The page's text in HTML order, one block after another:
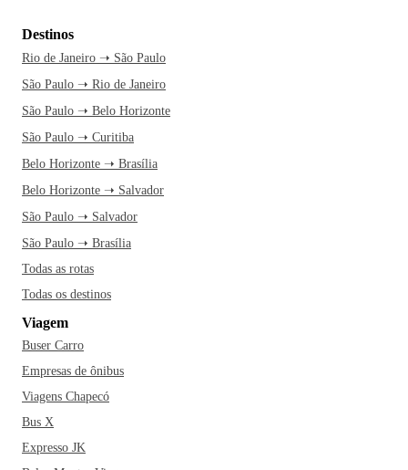
Destinos
Rio de Janeiro ➝ São Paulo
São Paulo ➝ Rio de Janeiro
São Paulo ➝ Belo Horizonte
São Paulo ➝ Curitiba
Belo Horizonte ➝ Brasília
Belo Horizonte ➝ Salvador
São Paulo ➝ Salvador
São Paulo ➝ Brasília
Todas as rotas
Todas os destinos
Viagem
Buser Carro
Empresas de ônibus
Viagens Chapecó
Bus X
Expresso JK